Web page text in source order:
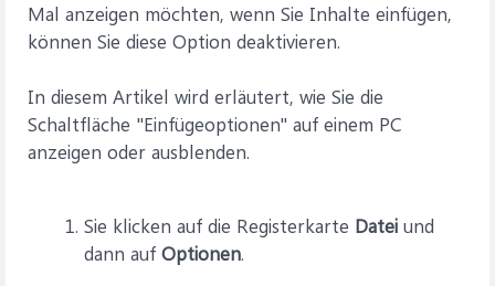
Mal anzeigen möchten, wenn Sie Inhalte einfügen,
können Sie diese Option deaktivieren.
In diesem Artikel wird erläutert, wie Sie die
Schaltfläche "Einfügeoptionen" auf einem PC
anzeigen oder ausblenden.
Sie klicken auf die Registerkarte Datei und
dann auf Optionen.